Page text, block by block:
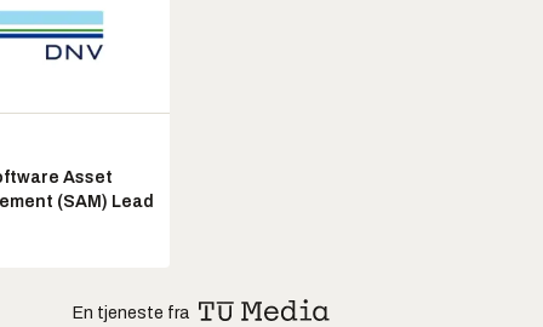
Asset
(SAM) Lead
En tjeneste fra